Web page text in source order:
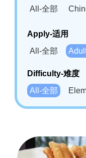
All-全部
Bahasa
Swahili(SW)-
Apply-适用
All-全部
Difficulty-难度
All-全部